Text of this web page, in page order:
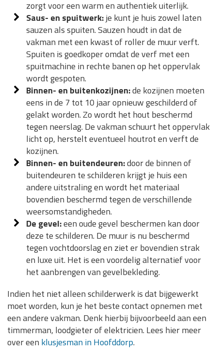
zorgt voor een warm en authentiek uiterlijk.
Saus- en spuitwerk:je kunt je huis zowel laten
sauzen als spuiten. Sauzen houdt in dat de
vakman met een kwast of roller de muur verft.
Spuiten is goedkoper omdat de verf met een
spuitmachine in rechte banen op het oppervlak
wordt gespoten.
Binnen- en buitenkozijnen:de kozijnen moeten
eens in de 7 tot 10 jaar opnieuw geschilderd of
gelakt worden. Zo wordt het hout beschermd
tegen neerslag. De vakman schuurt het oppervlak
licht op, herstelt eventueel houtrot en verft de
kozijnen.
Binnen- en buitendeuren:door de binnen of
buitendeuren te schilderen krijgt je huis een
andere uitstraling en wordt het materiaal
bovendien beschermd tegen de verschillende
weersomstandigheden.
De gevel:een oude gevel beschermen kan door
deze te schilderen. De muur is nu beschermd
tegen vochtdoorslag en ziet er bovendien strak
en luxe uit. Het is een voordelig alternatief voor
het aanbrengen van gevelbekleding.
Indien het niet alleen schilderwerk is dat bijgewerkt
moet worden, kun je het beste contact opnemen met
een andere vakman. Denk hierbij bijvoorbeeld aan een
timmerman, loodgieter of elektricien. Lees hier meer
over een klusjesman in Hoofddorp.